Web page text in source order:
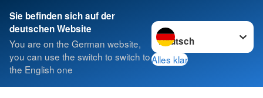
Sie befinden sich auf der
deutschen Website
You are on the German website,
you can use the switch to switch to
the English one
Sprache wechseln zu
Alles klar